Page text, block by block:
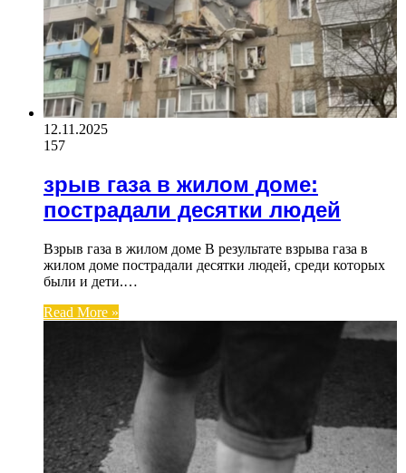
12.11.2025
157
зрыв газа в жилом доме:
пострадали десятки людей
Взрыв газа в жилом доме В результате взрыва газа в
жилом доме пострадали десятки людей, среди которых
были и дети.…
Read More »